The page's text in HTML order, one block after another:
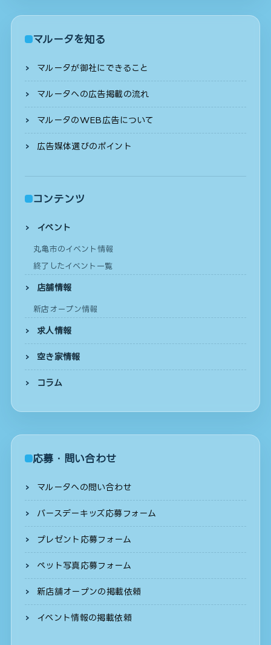
マルータを知る
マルータが御社にできること
マルータへの広告掲載の流れ
マルータのWEB広告について
広告媒体選びのポイント
コンテンツ
イベント
丸亀市のイベント情報
終了したイベント一覧
店舗情報
新店オープン情報
求人情報
空き家情報
コラム
応募・問い合わせ
マルータへの問い合わせ
バースデーキッズ応募フォーム
プレゼント応募フォーム
ペット写真応募フォーム
新店舗オープンの掲載依頼
イベント情報の掲載依頼